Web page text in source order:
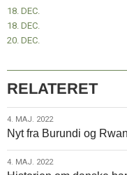
18. DEC.
18. DEC.
20. DEC.
RELATERET
4.
maj.
2022
4. MAJ. 2022
Nyt fra Burundi og
4.
4. MAJ. 2022